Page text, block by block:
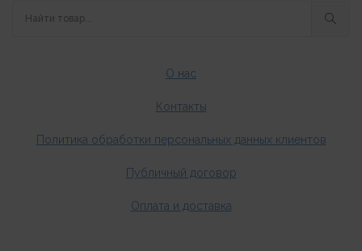
О нас
Контакты
Политика обработки персональных данных клиентов
Публичный договор
Оплата и доставка